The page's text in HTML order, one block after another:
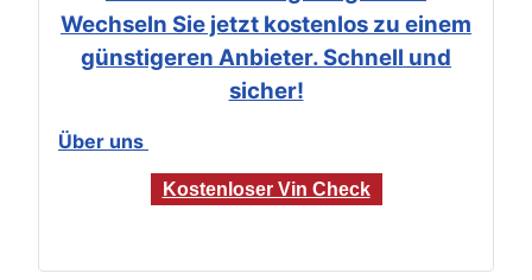
Wechseln Sie jetzt kostenlos zu einem
günstigeren Anbieter. Schnell und
sicher!
Über uns
Kostenloser Vin Check